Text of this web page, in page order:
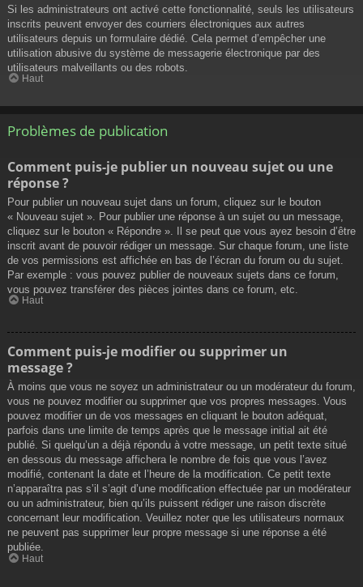
Si les administrateurs ont activé cette fonctionnalité, seuls les utilisateurs
inscrits peuvent envoyer des courriers électroniques aux autres
utilisateurs depuis un formulaire dédié. Cela permet d’empêcher une
utilisation abusive du système de messagerie électronique par des
utilisateurs malveillants ou des robots.
Haut
Problèmes de publication
Comment puis-je publier un nouveau sujet ou une
réponse ?
Pour publier un nouveau sujet dans un forum, cliquez sur le bouton
« Nouveau sujet ». Pour publier une réponse à un sujet ou un message,
cliquez sur le bouton « Répondre ». Il se peut que vous ayez besoin d’être
inscrit avant de pouvoir rédiger un message. Sur chaque forum, une liste
de vos permissions est affichée en bas de l’écran du forum ou du sujet.
Par exemple : vous pouvez publier de nouveaux sujets dans ce forum,
vous pouvez transférer des pièces jointes dans ce forum, etc.
Haut
Comment puis-je modifier ou supprimer un
message ?
À moins que vous ne soyez un administrateur ou un modérateur du forum,
vous ne pouvez modifier ou supprimer que vos propres messages. Vous
pouvez modifier un de vos messages en cliquant le bouton adéquat,
parfois dans une limite de temps après que le message initial ait été
publié. Si quelqu’un a déjà répondu à votre message, un petit texte situé
en dessous du message affichera le nombre de fois que vous l’avez
modifié, contenant la date et l’heure de la modification. Ce petit texte
n’apparaîtra pas s’il s’agit d’une modification effectuée par un modérateur
ou un administrateur, bien qu’ils puissent rédiger une raison discrète
concernant leur modification. Veuillez noter que les utilisateurs normaux
ne peuvent pas supprimer leur propre message si une réponse a été
publiée.
Haut